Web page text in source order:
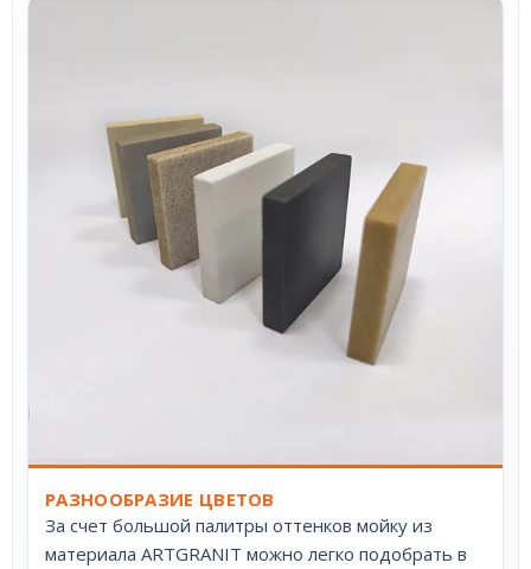
РАЗНООБРАЗИЕ ЦВЕТОВ
За счет большой палитры оттенков мойку из
материала ARTGRANIT можно легко подобрать в